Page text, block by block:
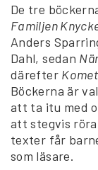
De tre
Familjen
Anders
Dahl, sedan
därefter
Böckerna är
att ta itu med
att stegvis
texter får
som läsare.